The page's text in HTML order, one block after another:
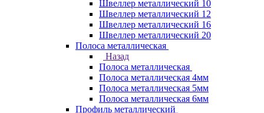
Швеллер металлический 10
Швеллер металлический 12
Швеллер металлический 16
Швеллер металлический 20
Полоса металлическая
Назад
Полоса металлическая
Полоса металлическая 4мм
Полоса металлическая 5мм
Полоса металлическая 6мм
Профиль металлический